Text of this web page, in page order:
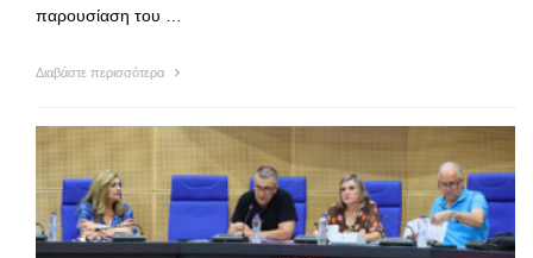
παρουσίαση του …
Διαβάστε περισσότερα